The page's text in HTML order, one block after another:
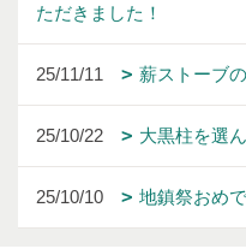
ただきました！
25/11/11 薪ストーブ
25/10/22 大黒柱を選
25/10/10 地鎮祭おめ